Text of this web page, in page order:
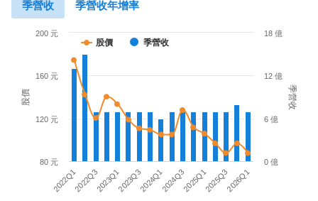
季營收 季營收年增率
股價 季營收
股價 季營收
2022Q12022Q32023Q12023Q32024Q12024Q32025Q12025Q32026Q1
80 元
120 元
160 元
200 元
0 億
6 億
12 億
18 億